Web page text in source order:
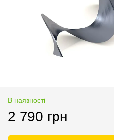
В наявності
2 790 грн